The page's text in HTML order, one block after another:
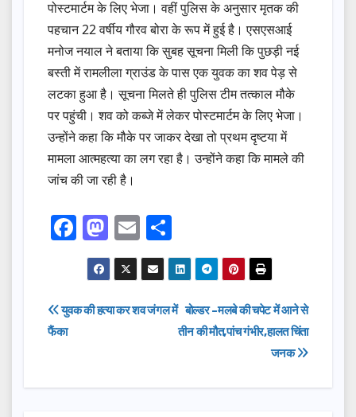
पोस्टमार्टम के लिए भेजा। वहीं पुलिस के अनुसार मृतक की
पहचान 22 वर्षीय गौरव बोरा के रूप में हुई है। एसएसआई
मनोज नयाल ने बताया कि सुबह सूचना मिली कि पुछड़ी नई
बस्ती में रामलीला ग्राउंड के पास एक युवक का शव पेड़ से
लटका हुआ है। सूचना मिलते ही पुलिस टीम तत्काल मौके
पर पहुंची। शव को कब्जे में लेकर पोस्टमार्टम के लिए भेजा।
उन्होंने कहा कि मौके पर जाकर देखा तो प्रथम दृष्टया में
मामला आत्महत्या का लग रहा है। उन्होंने कहा कि मामले की
जांच की जा रही है।
F
a
c
e
o
M
a
st
o
n
E
m
ail
h
ar
e
Post
navigation
बोल्डर -मलबे की चपेट में आने से
तीन की मौत,पांच गंभीर,हालत चिंता
जनक
युवक की हत्या कर शव जंगल में
फैंका